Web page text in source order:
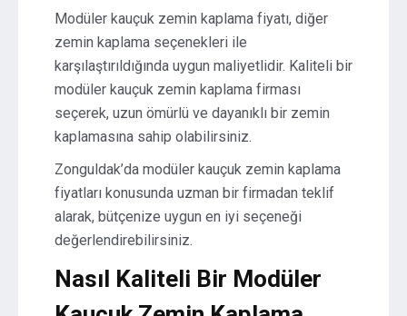
Modüler kauçuk zemin kaplama fiyatı, diğer
zemin kaplama seçenekleri ile
karşılaştırıldığında uygun maliyetlidir. Kaliteli bir
modüler kauçuk zemin kaplama firması
seçerek, uzun ömürlü ve dayanıklı bir zemin
kaplamasına sahip olabilirsiniz.
Zonguldak’da modüler kauçuk zemin kaplama
fiyatları konusunda uzman bir firmadan teklif
alarak, bütçenize uygun en iyi seçeneği
değerlendirebilirsiniz.
Nasıl Kaliteli Bir Modüler